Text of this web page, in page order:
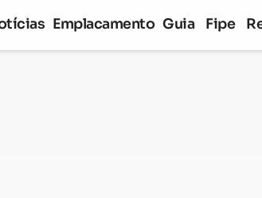
Emplacamento Guia Fipe
criação